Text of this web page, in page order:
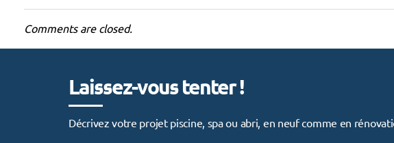
Comments are closed.
Laissez-vous tenter !
Décrivez votre projet piscine, spa ou abri, en neuf comme en